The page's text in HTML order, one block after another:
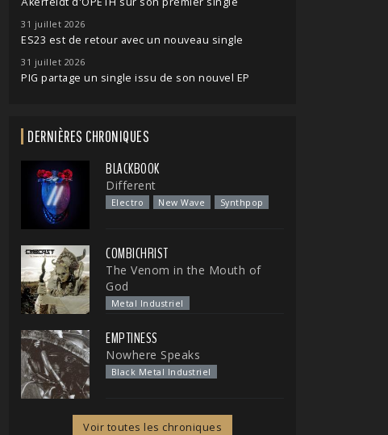
31 juillet 2026
ES23 est de retour avec un nouveau single
31 juillet 2026
PIG partage un single issu de son nouvel EP
DERNIÈRES CHRONIQUES
BLACKBOOK
Different
Electro New Wave Synthpop
COMBICHRIST
The Venom in the Mouth of
God
Metal Industriel
EMPTINESS
Nowhere Speaks
Black Metal Industriel
Voir toutes les chroniques